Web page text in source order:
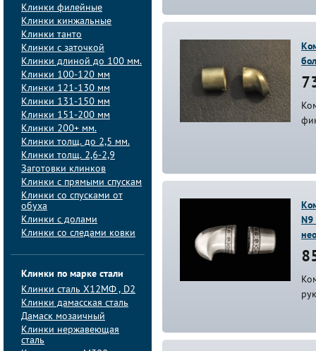
Клинки филейные
Клинки кинжальные
Клинки танто
Клинки с заточкой
Клинки длиной до 100 мм.
Клинки 100-120 мм
Клинки 121-130 мм
Клинки 131-150 мм
Клинки 151-200 мм
Клинки 200+ мм.
Клинки толщ. до 2,5 мм.
Клинки толщ. 2,6-2,9
Заготовки клинков
Клинки с прямыми спускам
Клинки со спусками от
обуха
Клинки с долами
Клинки со следами ковки
Клинки по марке стали
Клинки сталь Х12МФ , D2
Клинки дамасская сталь
Дамаск мозаичный
Клинки нержавеющая
сталь
N9